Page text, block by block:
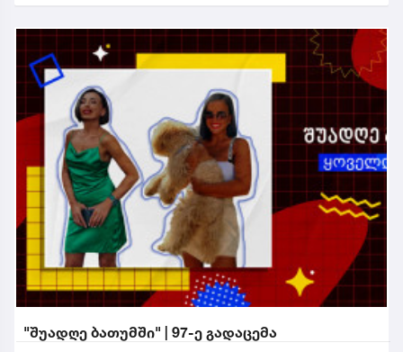
"შუადღე ბათუმში" | 97-ე გადაცემა